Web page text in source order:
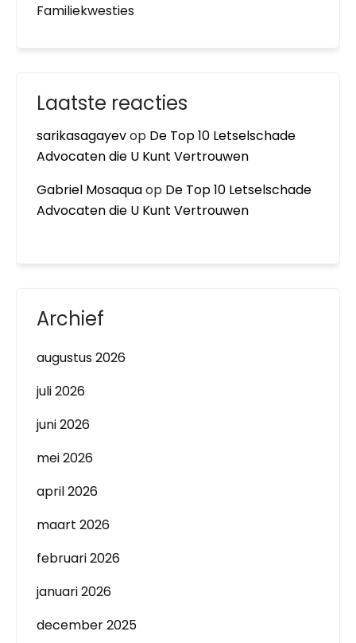
Familiekwesties
Laatste reacties
sarikasagayevop De Top 10 Letselschade
Advocaten die U Kunt Vertrouwen
Gabriel Mosaquaop De Top 10 Letselschade
Advocaten die U Kunt Vertrouwen
Archief
augustus 2026
juli 2026
juni 2026
mei 2026
april 2026
maart 2026
februari 2026
januari 2026
december 2025